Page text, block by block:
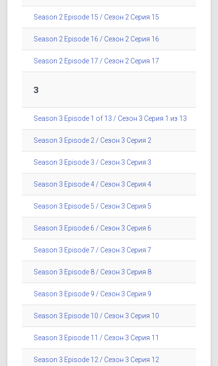
Season 2 Episode 15 / Сезон 2 Серия 15
Season 2 Episode 16 / Сезон 2 Серия 16
Season 2 Episode 17 / Сезон 2 Серия 17
3
Season 3 Episode 1 of 13 / Сезон 3 Серия 1 из 13
Season 3 Episode 2 / Сезон 3 Серия 2
Season 3 Episode 3 / Сезон 3 Серия 3
Season 3 Episode 4 / Сезон 3 Серия 4
Season 3 Episode 5 / Сезон 3 Серия 5
Season 3 Episode 6 / Сезон 3 Серия 6
Season 3 Episode 7 / Сезон 3 Серия 7
Season 3 Episode 8 / Сезон 3 Серия 8
Season 3 Episode 9 / Сезон 3 Серия 9
Season 3 Episode 10 / Сезон 3 Серия 10
Season 3 Episode 11 / Сезон 3 Серия 11
Season 3 Episode 12 / Сезон 3 Серия 12